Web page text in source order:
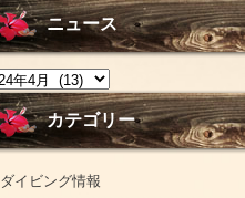
ニュース
カテゴリー
ダイビング情報